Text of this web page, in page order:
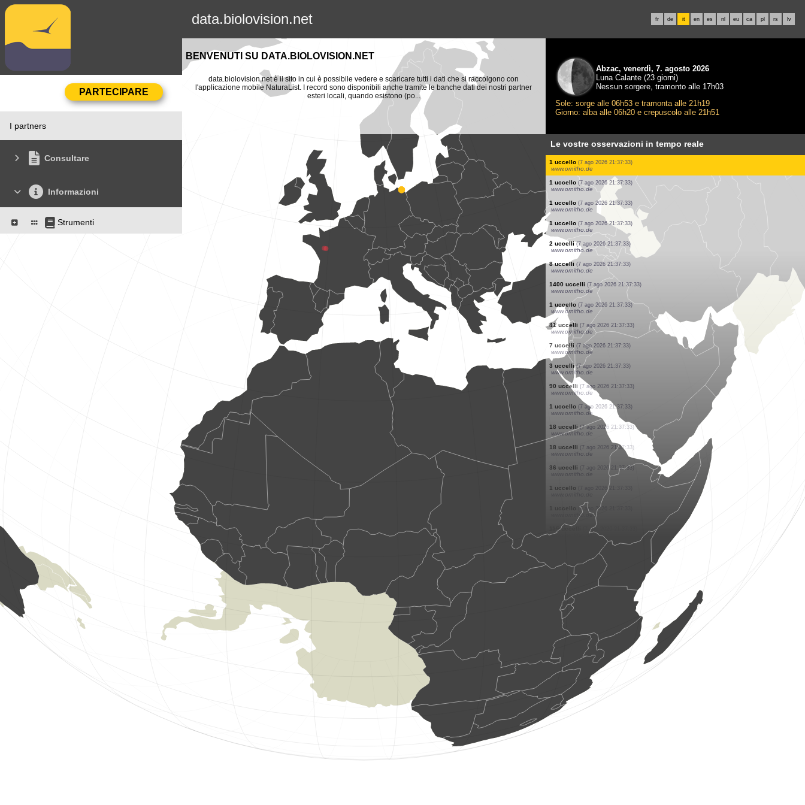
data.biolovision.net fr de it en es nl eu ca pl rs lv
I partners
Consultare
Informazioni
Strumenti
BENVENUTI SU DATA.BIOLOVISION.NET
data.biolovision.net è il sito in cui è possibile vedere e scaricare tutti i dati che si raccolgono con
l'applicazione mobile NaturaList. I record sono disponibili anche tramite le banche dati dei nostri partner
esteri locali, quando esistono (po...
Abzac, venerdì, 7. agosto 2026
Luna Calante (23 giorni)
Nessun sorgere, tramonto alle 17h03
Sole: sorge alle 06h53 e tramonta alle 21h19
Giorno: alba alle 06h20 e crepuscolo alle 21h51
Le vostre osservazioni in tempo reale
4 uccelli (7 ago 2026 21:38:12)
www.ornitho.pl
1 uccello (7 ago 2026 21:38:12)
www.ornitho.pl
1 uccello (7 ago 2026 21:38:11)
www.ornitho.de
3 uccelli (7 ago 2026 21:37:48)
www.ornitho.ch
1 uccello (7 ago 2026 21:37:48)
www.ornitho.ch
1 uccello (7 ago 2026 21:37:33)
www.ornitho.ch
8 uccelli (7 ago 2026 21:37:33)
www.ornitho.de
3 uccelli (7 ago 2026 21:37:33)
www.ornitho.de
1400 uccelli (7 ago 2026 21:37:33)
www.ornitho.de
1 uccello (7 ago 2026 21:37:33)
www.ornitho.de
1 uccello (7 ago 2026 21:37:33)
www.ornitho.de
1 uccello (7 ago 2026 21:37:33)
www.ornitho.de
1 uccello (7 ago 2026 21:37:33)
www.ornitho.de
2 uccelli (7 ago 2026 21:37:33)
www.ornitho.de
8 uccelli (7 ago 2026 21:37:33)
www.ornitho.de
1400 uccelli (7 ago 2026 21:37:33)
www.ornitho.de
1 uccello (7 ago 2026 21:37:33)
(7 ago 2026 21:37:33)
www.ornitho.de
7 uccelli (7 ago 2026 21:37:33)
www.ornitho.de
(7 ago 2026 21:37:33)
90 uccelli (7 ago 2026 21:37:33)
www.ornitho.de
1 uccello (7 ago 2026 21:37:33)
www.ornitho.de
18 uccelli
www.ornitho.de
18 uccelli (7 ago 2026 21:37:33)
www.ornitho.de
36 uccelli (7 ago 2026 21:37:33)
www.ornitho.de
1 uccello (7 ago 2026 21:37:33)
www.ornitho.de
1 uccello (7 ago 2026 21:37:33)
www.ornitho.de
115 uccelli
www.ornitho.de